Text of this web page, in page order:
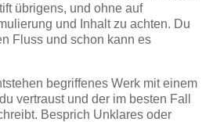
übrigens, und ohne auf
und Inhalt zu achten. Du
Fluss und schon kann es
begriffenes Werk mit einem
vertraust und der im besten Fall
Besprich Unklares oder